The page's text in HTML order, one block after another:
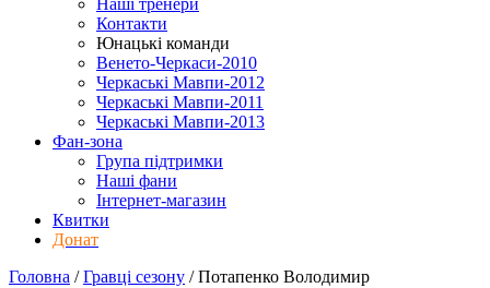
Наші тренери
Контакти
Юнацькі команди
Венето-Черкаси-2010
Черкаські Мавпи-2012
Черкаські Мавпи-2011
Черкаські Мавпи-2013
Фан-зона
Група підтримки
Наші фани
Інтернет-магазин
Квитки
Донат
Головна /Гравці сезону /Потапенко Володимир